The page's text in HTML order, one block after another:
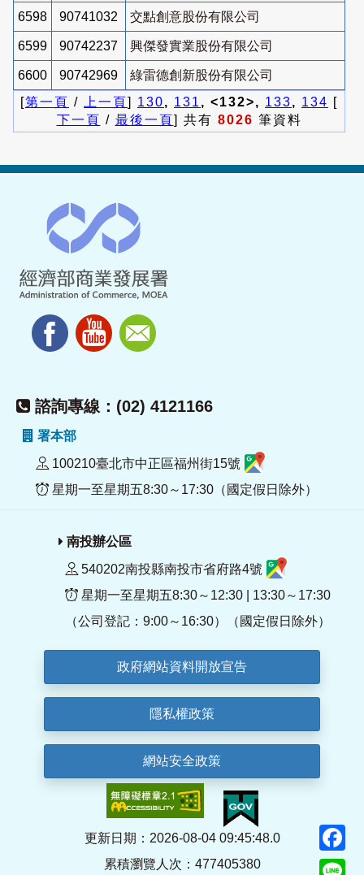
6598 90741032 交點創意股份有限公司
6599 90742237 興傑發實業股份有限公司
6600 90742969
綠雷德創新股份有限公司
[第一頁 / 上一頁] 130, 131 , <132>, 133, 134 [
下一頁 / 最後一頁] 共有 8026 筆資料
諮詢專線：(02) 4121166
署本部
100210臺北市中正區福州街15號
星期一至星期五8:30～17:30（國定假日除外）
南投辦公區
540202南投縣南投市省府路4號
星期一至星期五8:30～12:30 | 13:30～17:30
（公司登記：9:00～16:30）（國定假日除外）
政府網站資料開放宣告
隱私權政策
網站安全政策
更新日期：2026-08-04 09:45:48.0
累積瀏覽人次：477405380